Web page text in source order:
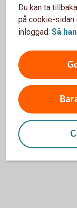
Hitta ditt
För att se
och
Du kan ta
på cookie-sidan
inloggad. Så